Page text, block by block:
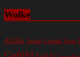
Wolke
Afrika Armut Corona Virus